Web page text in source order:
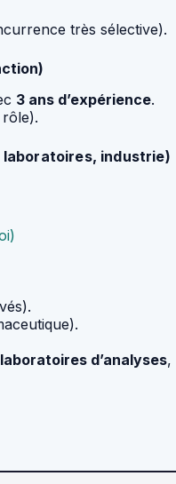
très sélective).
3 ans d’expérience.
laboratoires, industrie)
laboratoires d’analyses,